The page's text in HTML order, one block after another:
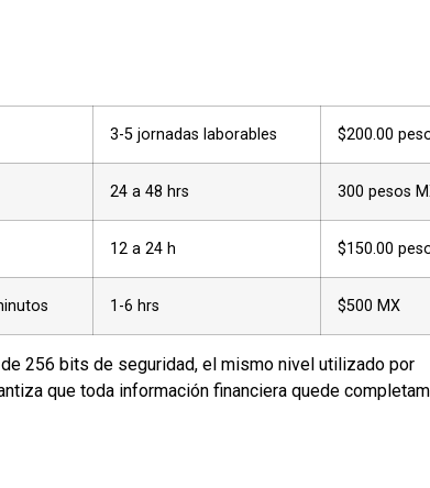
3-5 jornadas laborables $200.00
24 a 48 hrs 300 pesos
12 a 24 h $150.00
1-6 hrs $500 MX
256 bits de seguridad, el mismo nivel utilizado por
que toda información financiera quede